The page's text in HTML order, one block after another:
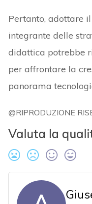
Pertanto, adottare
integrante delle
didattica potrebbe
per affrontare la
panorama
@RIPRODUZIONE
Valuta la